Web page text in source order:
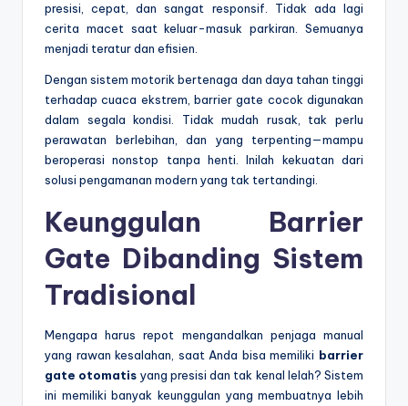
presisi, cepat, dan sangat responsif. Tidak ada lagi
cerita macet saat keluar-masuk parkiran. Semuanya
menjadi teratur dan efisien.
Dengan sistem motorik bertenaga dan daya tahan tinggi
terhadap cuaca ekstrem, barrier gate cocok digunakan
dalam segala kondisi. Tidak mudah rusak, tak perlu
perawatan berlebihan, dan yang terpenting—mampu
beroperasi nonstop tanpa henti. Inilah kekuatan dari
solusi pengamanan modern yang tak tertandingi.
Keunggulan Barrier
Gate Dibanding Sistem
Tradisional
Mengapa harus repot mengandalkan penjaga manual
yang rawan kesalahan, saat Anda bisa memiliki barrier
gate otomatis yang presisi dan tak kenal lelah? Sistem
ini memiliki banyak keunggulan yang membuatnya lebih